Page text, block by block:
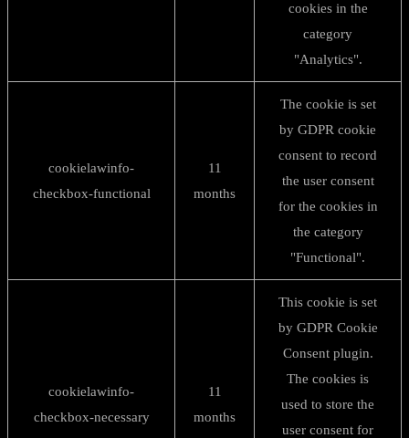
cookies in the
category
"Analytics".
cookielawinfo-
checkbox-functional
11
months
The cookie is set
by GDPR cookie
consent to record
the user consent
for the cookies in
the category
"Functional".
cookielawinfo-
checkbox-necessary
11
months
This cookie is set
by GDPR Cookie
Consent plugin.
The cookies is
used to store the
user consent for